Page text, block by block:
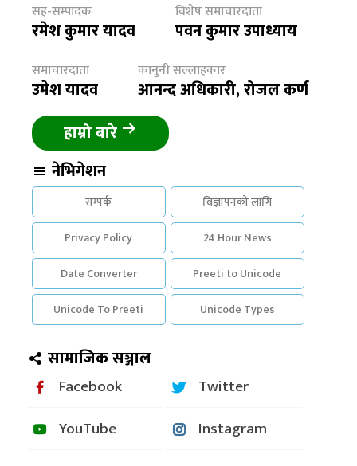
सह-सम्पादक
रमेश कुमार यादव
विशेष समाचारदाता
पवन कुमार उपाध्याय
समाचारदाता
उमेश यादव
कानुनी सल्लाहकार
आनन्द अधिकारी, रोजल कर्ण
हाम्रो बारे
नेभिगेशन
सम्पर्क
विज्ञापनको लागि
Privacy Policy
24 Hour News
Date Converter
Preeti to Unicode
Unicode To Preeti
Unicode Types
सामाजिक सञ्जाल
Facebook
Twitter
YouTube
Instagram